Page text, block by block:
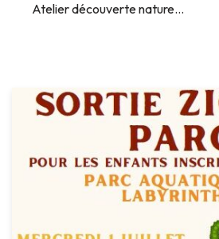
Atelier découverte nature…